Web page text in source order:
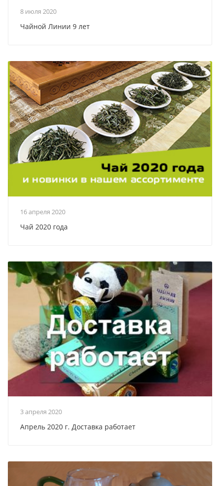
8 июля 2020
Чайной Линии 9 лет
16 апреля 2020
Чай 2020 года
3 апреля 2020
Апрель 2020 г. Доставка работает